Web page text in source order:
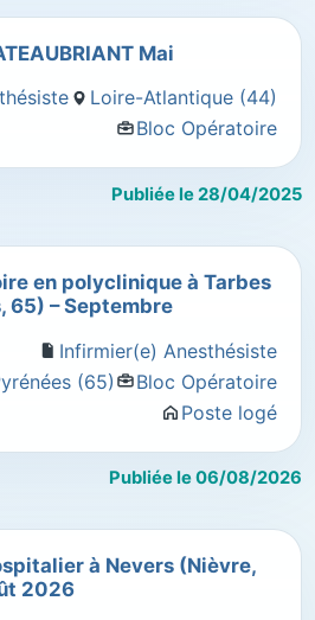
Mai
Loire-Atlantique (44)
Bloc Opératoire
Publiée le 28/04/2025
en polyclinique à Tarbes
65) – Septembre
Infirmier(e) Anesthésiste
(65)
Bloc Opératoire
Poste logé
Publiée le 06/08/2026
à Nevers (Nièvre,
2026